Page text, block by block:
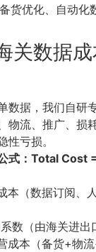
货优化、自动化
关数据
数据，我们自研
物流、推广、损
性亏损。
式：Total Cost
本（数据订阅、
数（由海关进出
成本（备货+物流